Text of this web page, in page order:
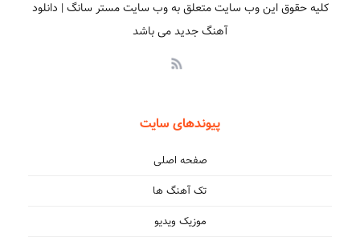
کلیه حقوق این وب سایت متعلق به وب سایت مستر سانگ | دانلود
آهنگ جدید می باشد
پیوندهای سایت
صفحه اصلی
تک آهنگ ها
موزیک ویدیو